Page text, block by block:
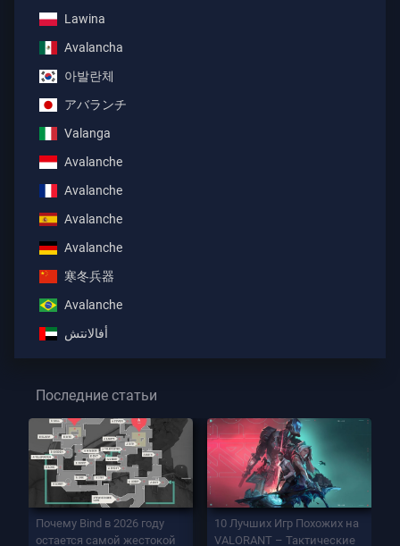
Lawina
Avalancha
아발란체
アバランチ
Valanga
Avalanche
Avalanche
Avalanche
Avalanche
寒冬兵器
Avalanche
أفالانتش
Последние статьи
Почему Bind в 2026 году
остается самой жестокой
10 Лучших Игр Похожих на
VALORANT – Тактические